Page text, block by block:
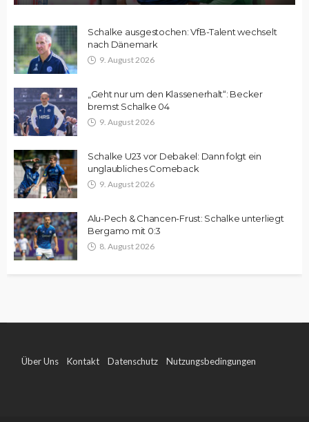
Schalke ausgestochen: VfB-Talent wechselt
nach Dänemark
9. August 2026
„Geht nur um den Klassenerhalt“: Becker
bremst Schalke 04
9. August 2026
Schalke U23 vor Debakel: Dann folgt ein
unglaubliches Comeback
9. August 2026
Alu-Pech & Chancen-Frust: Schalke unterliegt
Bergamo mit 0:3
8. August 2026
Über Uns Kontakt Datenschutz Nutzungsbedingungen